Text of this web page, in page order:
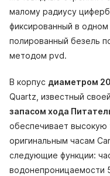
малому радиусу
фиксированный в
полированный безель
методом pvd.
В корпус диаметром
Quartz, известный
запасом хода
обеспечивает
оригинальным часам
следующие функции:
водонепроницаемости